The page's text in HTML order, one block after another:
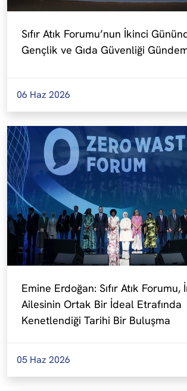
Sıfır Atık Forumu’nun İkinci
Gençlik ve Gıda Güvenliği
06 Haz 2026
Emine Erdoğan: Sıfır Atık Forumu,
Ailesinin Ortak Bir İdeal Etrafında
Kenetlendiği Tarihi Bir Buluşma
05 Haz 2026